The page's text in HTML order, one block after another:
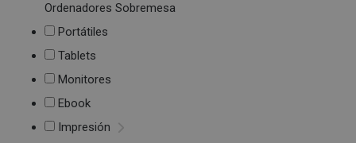
Ordenadores Sobremesa
Portátiles
Tablets
Monitores
Ebook
Impresión